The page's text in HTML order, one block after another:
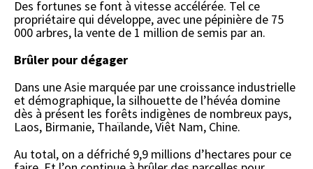
Des fortunes se font à vitesse accélérée. Tel ce
propriétaire qui développe, avec une pépinière de 75
000 arbres, la vente de 1 million de semis par an.
Brûler pour dégager
Dans une Asie marquée par une croissance industrielle
et démographique, la silhouette de l’hévéa domine
dès à présent les forêts indigènes de nombreux pays,
Laos, Birmanie, Thaïlande, Viêt Nam, Chine.
Au total, on a défriché 9,9 millions d’hectares pour ce